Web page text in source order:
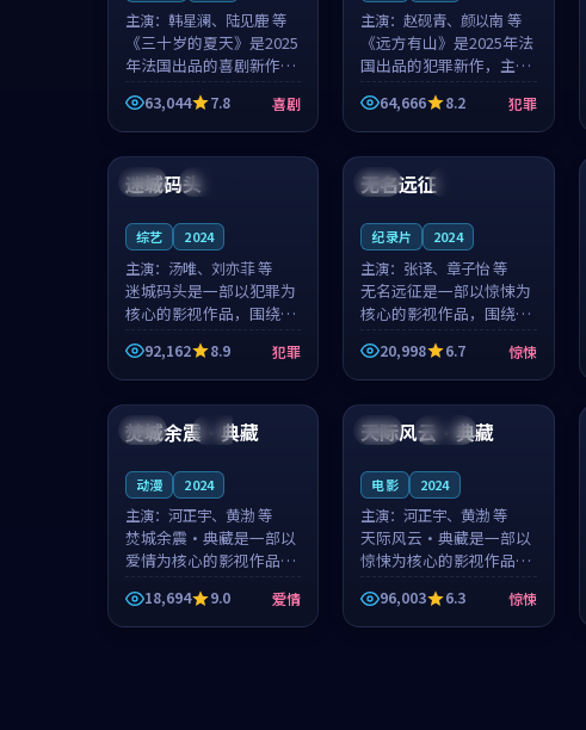
主演： 韩星澜、陆见鹿 等
《三十岁的夏天》是2025
年法国出品的喜剧新作，
主创团队希望用深夜电台
的故事让观众停下来想一
想。韩星澜领衔，陆见鹿
担任重要角色，山田纯一
的叙事节...
63,044 7.8 喜剧
主演：赵砚青、颜以南 等
《远方有山》是2025年法
国出品的犯罪新作，主创
团队希望用高校追梦的故
事让观众停下来想一想。
赵砚青领衔，颜以南担任
重要角色，山田纯一的叙
事节奏一...
64,666 8.2 犯罪
美国 连载中
99:42
迷城码头
综艺 2024
主演： 汤唯、刘亦菲 等
迷城码头是一部以犯罪为
核心的影视作品，围绕危
机、反转与人物成长展
开，整体节奏紧凑，值得
推荐观看。
92,162 8.9 犯罪
日本
99:46
无名远征
纪录片 2024
主演： 张译、章子怡 等
无名远征是一部以惊悚为
核心的影视作品，围绕危
机、反转与人物成长展
开，整体节奏紧凑，值得
推荐观看。
20,998 6.7 惊悚
法国 独播
99:15
焚城余震·典藏
动漫 2024
主演： 河正宇、黄渤 等
焚城余震·典藏是一部以
爱情为核心的影视作品，
围绕危机、反转与人物成
长展开，整体节奏紧凑，
值得推荐观看。
18,694 9.0 爱情
美国 连载中
99:19
天际风云·典藏
电影 2024
主演：河正宇、黄渤 等
天际风云·典藏是一部以
惊悚为核心的影视作品，
围绕危机、反转与人物成
长展开，整体节奏紧凑，
值得推荐观看。
96,003 6.3 惊悚